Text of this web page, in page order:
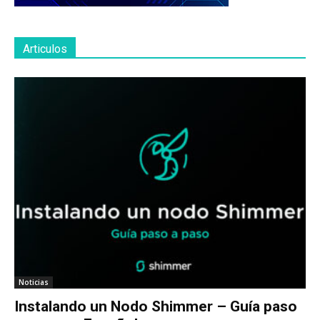
Articulos
Noticias
Instalando un Nodo Shimmer – Guía paso